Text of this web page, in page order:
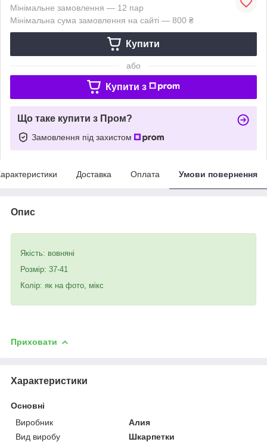
Мінімальне замовлення — 12 пар
Мінімальна сума замовлення на сайті — 800 ₴
Купити
або
Купити з
Що таке купити з Пром?
Замовлення під захистом
Доставка Оплата Умови повернення
Опис
Якість: вовняні
Розмір: 37-41
Колір: як на фото, мікс
Приховати
Характеристики
Основні
Виробник
Алия
Вид виробу
Шкарпетки